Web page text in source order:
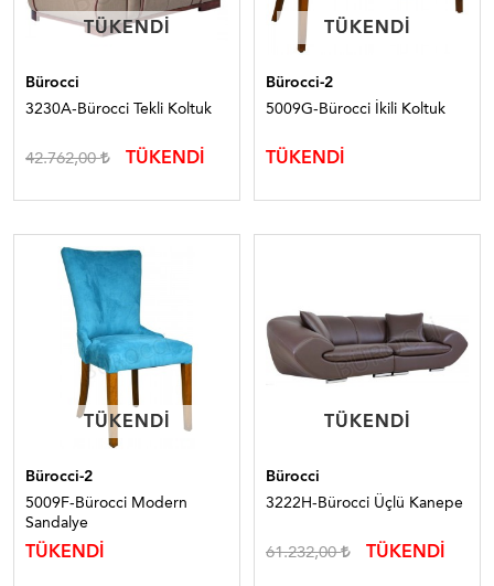
TÜKENDI
TÜKENDI
Bürocci
3230A-Bürocci Tekli Koltuk
42.762,00 TÜKENDİ
TÜKENDI
TÜKENDI
Bürocci-2
5009G-Bürocci İkili Koltuk
TÜKENDİ
TÜKENDI
TÜKENDI
Bürocci-2
5009F-Bürocci Modern
Sandalye
TÜKENDİ
TÜKENDI
TÜKENDI
Bürocci
3222H-Bürocci Üçlü Kanepe
61.232,00 TÜKENDİ